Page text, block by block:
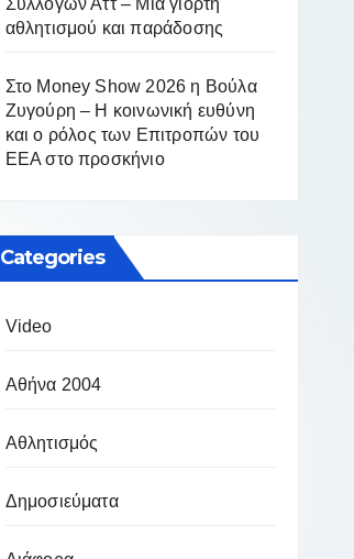
Συλλόγων Αττ – Μια γιορτή
αθλητισμού και παράδοσης
Στο Money Show 2026 η Βούλα
Ζυγούρη – Η κοινωνική ευθύνη
και ο ρόλος των Επιτροπών του
ΕΕΑ στο προσκήνιο
Categories
Video
Αθήνα 2004
Αθλητισμός
Δημοσιεύματα